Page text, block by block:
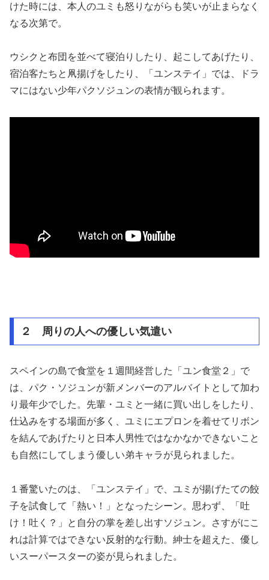
けた時には、本人のユミも怒りながらも笑いが止まらなく
なる次第で。
ウシクと布団を並べて寝泊りしたり、起こしてあげたり、
宿泊客たちと凧揚げをしたり、「ユンステイ」では、ドラ
マにはない少年パクソジュンの表情が観られます。
２ 周りの人への優しい気遣い
スペインの島で食堂を１週間経営した「ユン食堂２」で
は、パク・ソジュンが新メンバーのアルバイトとして加わ
り最年少でした。先輩・ユミと一緒に買い出しをしたり、
仕込みをする場面が多く、ユミにエプロンを着せてリボン
を結んであげたりと日本人男性ではなかなかできないこと
も自然にしてしまう優しい弟キャラが見られました。
１番驚いたのは、「ユンステイ」で、ユミが揚げたての餃
子を試食して「熱い！」となったシーン。思わず、「吐
け！吐く？」と自分の掌を差し出すソジュン。さすがにこ
れは計算ではできない反射的な行動。紳士を超えた、優し
いスーパースターの姿が見られました。